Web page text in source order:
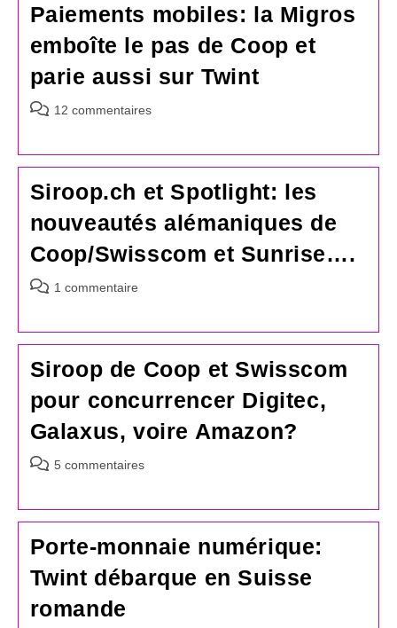
Paiements mobiles: la Migros
emboîte le pas de Coop et
parie aussi sur Twint
Commentaires
publication :
12 commentaires
Siroop.ch et Spotlight: les
nouveautés alémaniques de
Coop/Swisscom et Sunrise….
Commentaires
publication :
1 commentaire
Siroop de Coop et Swisscom
pour concurrencer Digitec,
Galaxus, voire Amazon?
Commentaires
publication :
5 commentaires
Porte-monnaie numérique:
Twint débarque en Suisse
romande